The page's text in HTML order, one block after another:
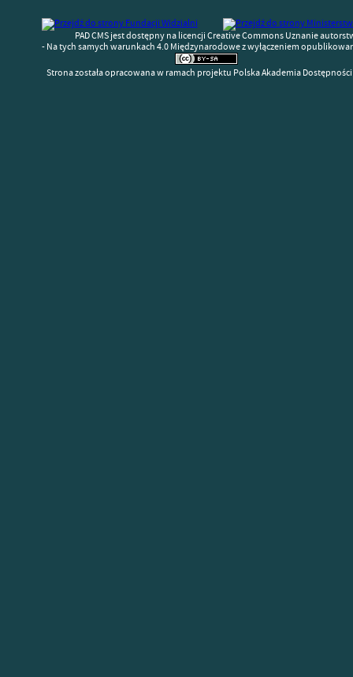
PAD CMS jest dostępny na licencji Creative Commons Uznanie
- Na tych samych warunkach 4.0 Międzynarodowe z wyłączeniem
Strona została opracowana w ramach projektu Polska Akademia